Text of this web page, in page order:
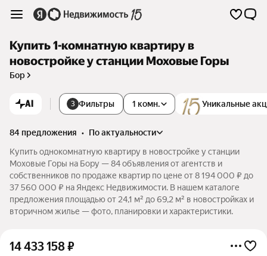
Купить 1-комнатную квартиру в
новостройке у станции Моховые Горы
Бор
AI 3 Фильтры Уникальные
1 комн.
84 предложения •
по актуальности
Купить однокомнатную квартиру в новостройке у станции
Моховые Горы на Бору — 84 объявления от агентств и
собственников по продаже квартир по цене от 8 194 000 ₽ до
37 560 000 ₽ на Яндекс Недвижимости. В нашем каталоге
предложения площадью от 24,1 м² до 69,2 м² в новостройках и
вторичном жилье — фото, планировки и характеристики.
14 433 158₽